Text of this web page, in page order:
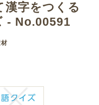
漢字をつくる
- No.00591